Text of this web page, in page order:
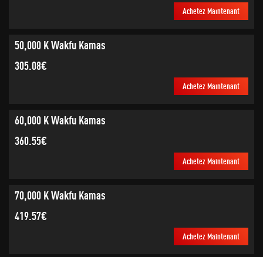
Achetez Maintenant
50,000 K Wakfu Kamas
305.08€
Achetez Maintenant
60,000 K Wakfu Kamas
360.55€
Achetez Maintenant
70,000 K Wakfu Kamas
419.57€
Achetez Maintenant